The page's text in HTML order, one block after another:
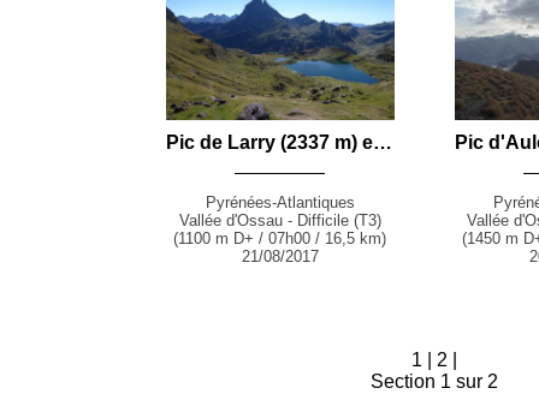
Pic de Larry (2337 m) et Pic d'Ayous (2288 m) en boucle par le Col d'Aas de Bielle et les Lacs d'Ayous depuis le Parking de Bious-Oumette (Laruns)
Pyrénées-Atlantiques
Vallée d'Ossau - Difficile (T3)
(1100 m D+ / 07h00 / 16,5 km)
21/08/2017
Vallée
(1450 m
1 2
Section 1 sur 2